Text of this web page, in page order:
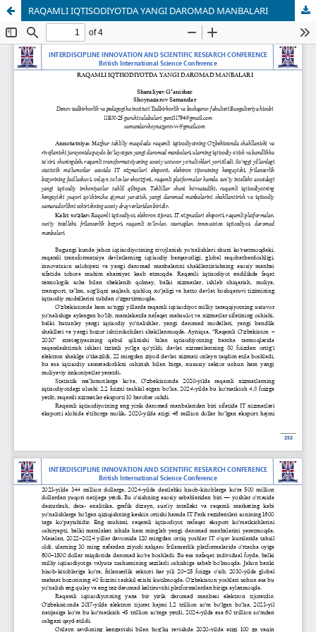
RAQAMLI IQTISODIYOTDA YANGI DAROMAD MANBALARI